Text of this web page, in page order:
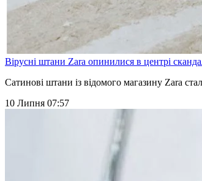
Вірусні штани Zara опинилися в центрі
Сатинові штани із відомого магазину Zara
10 Липня 07:57